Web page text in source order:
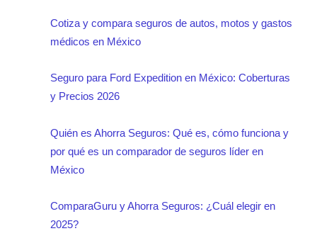
Cotiza y compara seguros de autos, motos y gastos
médicos en México
Seguro para Ford Expedition en México: Coberturas
y Precios 2026
Quién es Ahorra Seguros: Qué es, cómo funciona y
por qué es un comparador de seguros líder en
México
ComparaGuru y Ahorra Seguros: ¿Cuál elegir en
2025?